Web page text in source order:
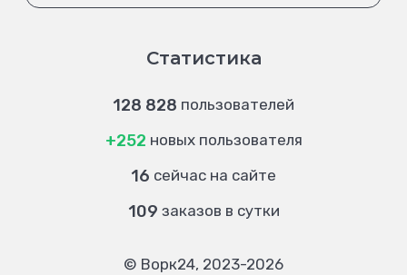
Статистика
128 828 пользователей
+252 новых пользователя
16 сейчас на сайте
109 заказов в сутки
© Ворк24, 2023-2026